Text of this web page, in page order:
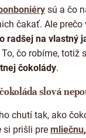
bonboniéry sú a čo
čakať. Ale prečo
radšej na vlastný
To, čo robíme, totiž
čokolády.
slová
chutí tak, ako
si prišli pre mliečnu,